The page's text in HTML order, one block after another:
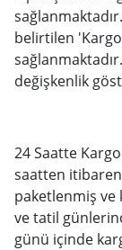
belirtilen
değişkenlik
24 Saatte
saatten
paketlenmiş
ve tatil
günü içinde